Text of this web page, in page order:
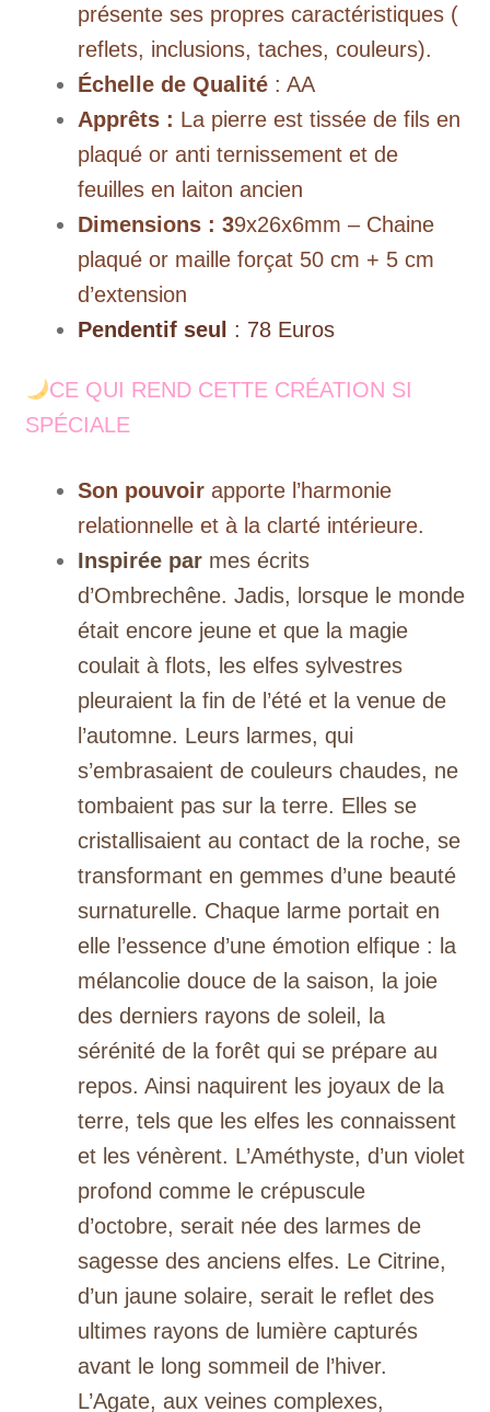
présente ses propres caractéristiques (
reflets, inclusions, taches, couleurs).
Échelle de Qualité: AA
Apprêts : La pierre est tissée de fils en
plaqué or anti ternissement et de
feuilles en laiton ancien
Dimensions : 39x26x6mm – Chaine
plaqué or maille forçat 50 cm + 5 cm
d’extension
Pendentif seul : 78 Euros
CE QUI REND CETTE CRÉATION SI
SPÉCIALE
Son pouvoir apporte l’harmonie
relationnelle et à la clarté intérieure.
Inspirée par mes écrits
d’Ombrechêne. Jadis, lorsque le monde
était encore jeune et que la magie
coulait à flots, les elfes sylvestres
pleuraient la fin de l’été et la venue de
l’automne. Leurs larmes, qui
s’embrasaient de couleurs chaudes, ne
tombaient pas sur la terre. Elles se
cristallisaient au contact de la roche, se
transformant en gemmes d’une beauté
surnaturelle. Chaque larme portait en
elle l’essence d’une émotion elfique : la
mélancolie douce de la saison, la joie
des derniers rayons de soleil, la
sérénité de la forêt qui se prépare au
repos. Ainsi naquirent les joyaux de la
terre, tels que les elfes les connaissent
et les vénèrent. L’Améthyste, d’un violet
profond comme le crépuscule
d’octobre, serait née des larmes de
sagesse des anciens elfes. Le Citrine,
d’un jaune solaire, serait le reflet des
ultimes rayons de lumière capturés
avant le long sommeil de l’hiver.
L’Agate, aux veines complexes,